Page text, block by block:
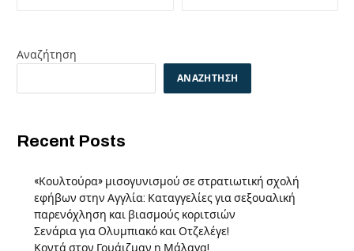
Αναζήτηση
ΑΝΑΖΉΤΗΣΗ
Recent Posts
«Κουλτούρα» μισογυνισμού σε στρατιωτική σχολή
εφήβων στην Αγγλία: Καταγγελίες για σεξουαλική
παρενόχληση και βιασμούς κοριτσιών
Σενάρια για Ολυμπιακό και Οτζελέγε!
Κοντά στον Γουάιζμαν η Μάλαγα!